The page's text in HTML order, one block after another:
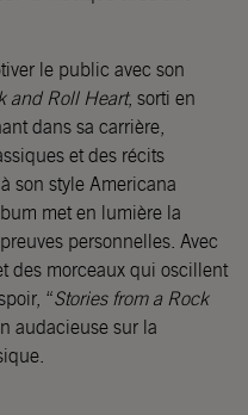
le public avec son
and Roll Heart, sorti en
dans sa carrière,
et des récits
son style Americana
met en lumière la
personnelles. Avec
des morceaux qui oscillent
“Stories from a Rock
audacieuse sur la